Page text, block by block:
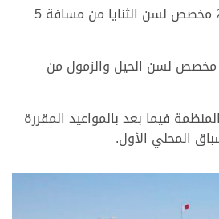
4. يوم الجمعه 2023/9/8 مخصص لسن الثنايا من مسافة 5
5. يوم الأحد 2023/9/10 مخصص لسن الحيل والزمول من
فيما بعد بالمواعيد المقررة
المحلي الأول.